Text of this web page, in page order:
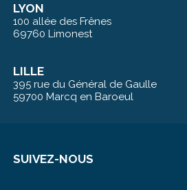
LYON
100 allée des Frênes
69760 Limonest
LILLE
395 rue du Général de Gaulle
59700 Marcq en Baroeul
SUIVEZ-NOUS